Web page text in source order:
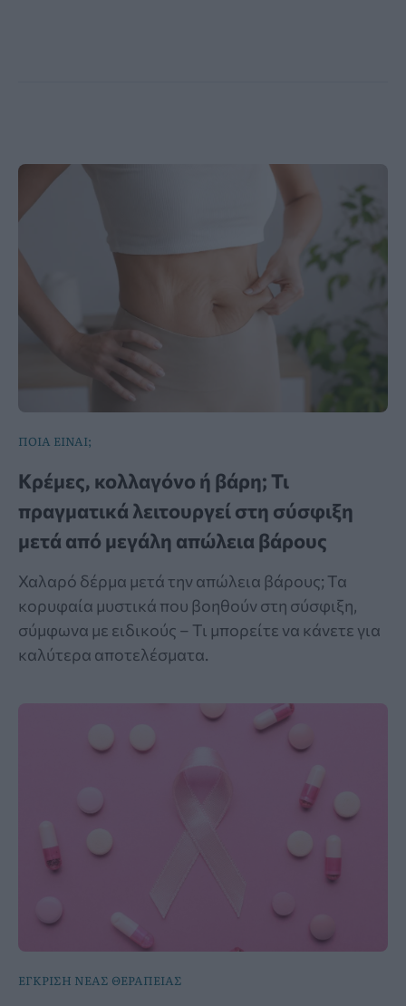
ΠΟΙΑ ΕΙΝΑΙ;
Κρέμες, κολλαγόνο ή βάρη; Τι
πραγματικά λειτουργεί στη σύσφιξη
μετά από μεγάλη απώλεια βάρους
Χαλαρό δέρμα μετά την απώλεια βάρους; Τα
κορυφαία μυστικά που βοηθούν στη σύσφιξη,
σύμφωνα με ειδικούς – Τι μπορείτε να κάνετε για
καλύτερα αποτελέσματα.
ΕΓΚΡΙΣΗ ΝΕΑΣ ΘΕΡΑΠΕΙΑΣ